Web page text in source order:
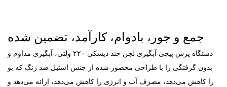
جمع و جور، بادوام، کارآمد، تضمین شده
دستگاه پرس پیچی آبگیری لجن چند دیسکی ۲۲۰ ولتی، آبگیری مداوم و
بدون گرفتگی را با طراحی محصور شده از جنس استیل ضد زنگ که بو
را کاهش می‌دهد، مصرف آب و انرژی را کاهش می‌دهد، ارائه می‌دهد و